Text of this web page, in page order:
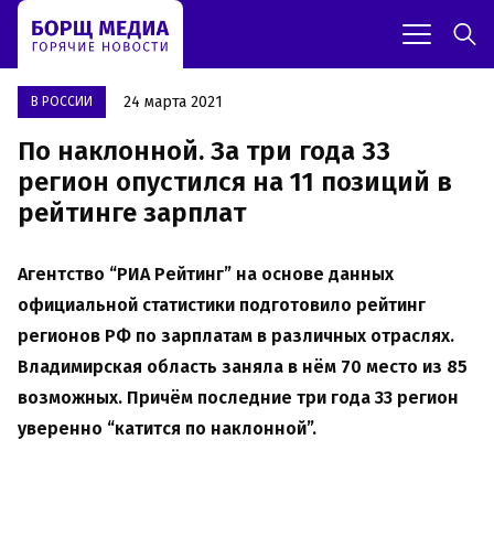
В РОССИИ 24 марта 2021
По наклонной. За три года 33
регион опустился на 11 позиций в
рейтинге зарплат
Агентство “РИА Рейтинг” на основе данных
официальной статистики подготовило рейтинг
регионов РФ по зарплатам в различных отраслях.
Владимирская область заняла в нём 70 место из 85
возможных. Причём последние три года 33 регион
уверенно “катится по наклонной”.